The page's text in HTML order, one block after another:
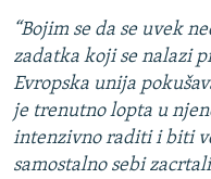
“Bojim se da se uvek
zadatka koji se nalazi
Evropska unija
je trenutno lopta u
intenzivno raditi i biti
samostalno sebi